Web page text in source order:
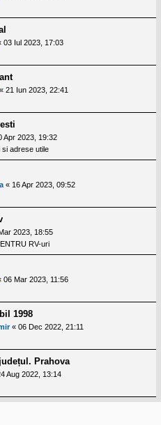
03 Iul 2023, 17:03
« 21 Iun 2023, 22:41
Apr 2023, 19:32
si adrese utile
« 16 Apr 2023, 09:52
2023, 18:55
RV-uri
06 Mar 2023, 11:56
1998
« 06 Dec 2022, 21:11
Prahova
Aug 2022, 13:14